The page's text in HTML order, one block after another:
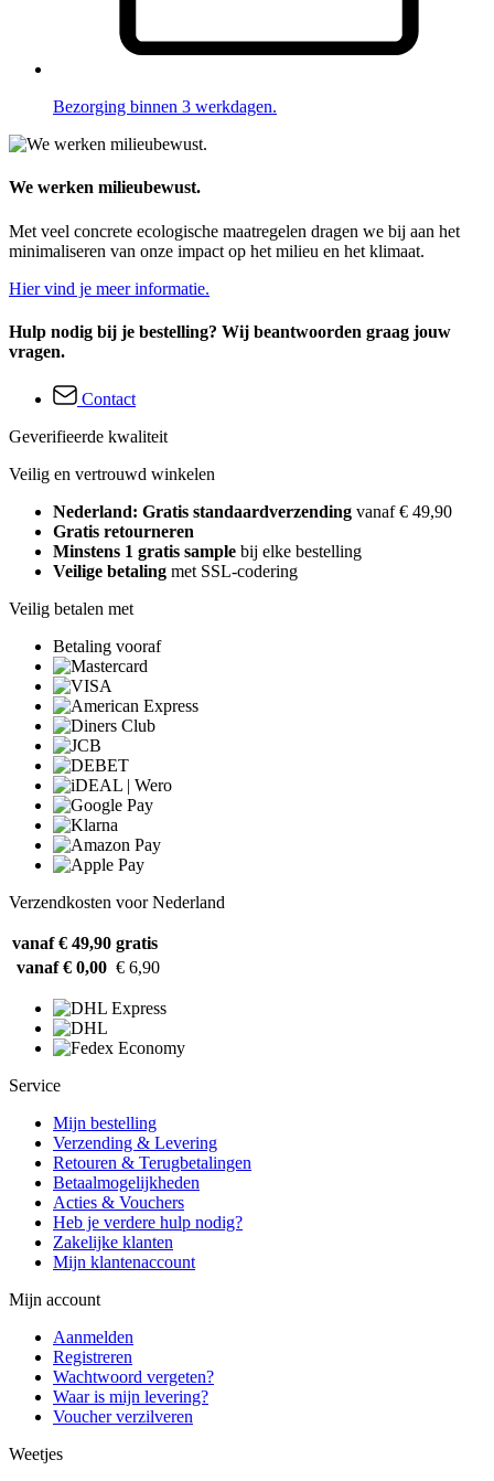
Bezorging binnen 3 werkdagen.
We werken milieubewust.
Met veel concrete ecologische maatregelen dragen we bij aan het
minimaliseren van onze impact op het milieu en het klimaat.
Hier vind je meer informatie.
Hulp nodig bij je bestelling? Wij beantwoorden graag jouw
vragen.
Contact
Geverifieerde kwaliteit
Veilig en vertrouwd winkelen
Nederland: Gratis standaardverzending vanaf € 49,90
Gratis retourneren
Minstens 1 gratis sample bij elke bestelling
Veilige betaling met SSL-codering
Veilig betalen met
Betaling vooraf
Verzendkosten voor Nederland
vanaf € 49,90 gratis
vanaf € 0,00 € 6,90
Service
Mijn bestelling
Verzending & Levering
Retouren & Terugbetalingen
Betaalmogelijkheden
Acties & Vouchers
Heb je verdere hulp nodig?
Zakelijke klanten
Mijn klantenaccount
Mijn account
Aanmelden
Registreren
Wachtwoord vergeten?
Waar is mijn levering?
Voucher verzilveren
Weetjes